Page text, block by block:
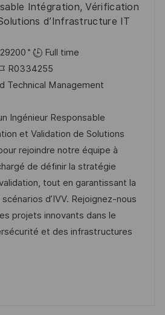
Intégration, Vérification
d’Infrastructure IT
Full time
R0334255
Technical Management
Ingénieur Responsable
et Validation de Solutions
rejoindre notre équipe à
de définir la stratégie
tout en garantissant la
d’IVV. Rejoignez-nous
projets innovants dans le
et des infrastructures